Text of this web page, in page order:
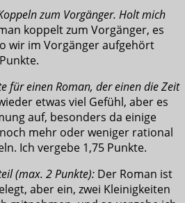
zum Vorgänger. Holt mich
koppelt zum Vorgänger, es
wir im Vorgänger aufgehört
für einen Roman, der einen die Zeit
etwas viel Gefühl, aber es
auf, besonders da einige
mehr oder weniger rational
Ich vergebe 1,75 Punkte.
(max. 2 Punkte): Der Roman ist
aber ein, zwei Kleinigkeiten